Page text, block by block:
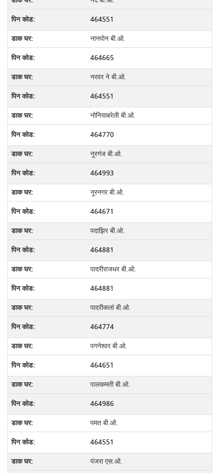
464551
नानपोन बी.ओ.
464665
नरवर ने बी.ओ.
464551
नोनियाबरेली बी.ओ.
464770
नूरगंज बी.ओ.
464993
नूरनगर बी.ओ.
464671
पदाझिर बी.ओ.
464881
पादरीराजधर बी.ओ.
464881
पादरीकलां बी.ओ.
464774
पगनेश्वर बी.ओ.
464651
पालकमती बी.ओ.
464986
पमत बी.ओ.
464551
पंजरा एस.ओ.